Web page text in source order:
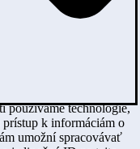
používame technológie,
prístup k informáciám o
umožní spracovávať